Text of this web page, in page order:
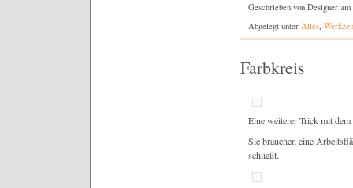
Geschrieben von Designer
Abgelegt unter Alles,
Farbkreis
Eine weiterer Trick mit
Sie brauchen eine
schließt.